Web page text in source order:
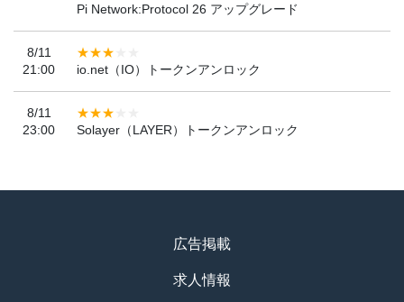
Pi Network:Protocol 26 アップグレード
8/11
21:00
io.net（IO）トークンアンロック
8/11
23:00
Solayer（LAYER）トークンアンロック
広告掲載
求人情報